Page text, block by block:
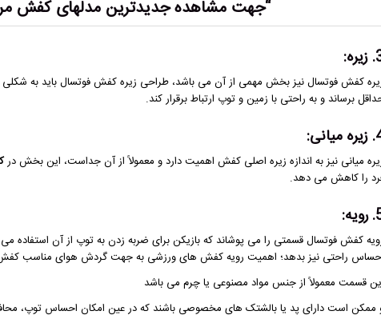
“جهت مشاهدهجدیدترین مدلهای کفش
کفش فوتسال نیز بخش مهمی از آن می باشد، طراحی زیره کفش فوتسال باید به شکلی
برساند و به راحتی با زمین و توپ ارتباط برقرار کند.
میانی نیز به اندازه زیره اصلی کفش اهمیت دارد و معمولاً از آن جداست، این بخش در
را کاهش می دهد.
کفش فوتسال قسمتی را می پوشاند که بازیکن برای ضربه زدن به توپ از آن استفاده
راحتی نیز بدهد؛ اهمیت رویه کفش های ورزشی به جهت گردش هوای مناسب
قسمت معمولاً از جنس مواد مصنوعی یا چرم می باشد
ممکن است دارای پد یا بالشتک های مخصوصی باشند که در عین امکان احساس توپ،